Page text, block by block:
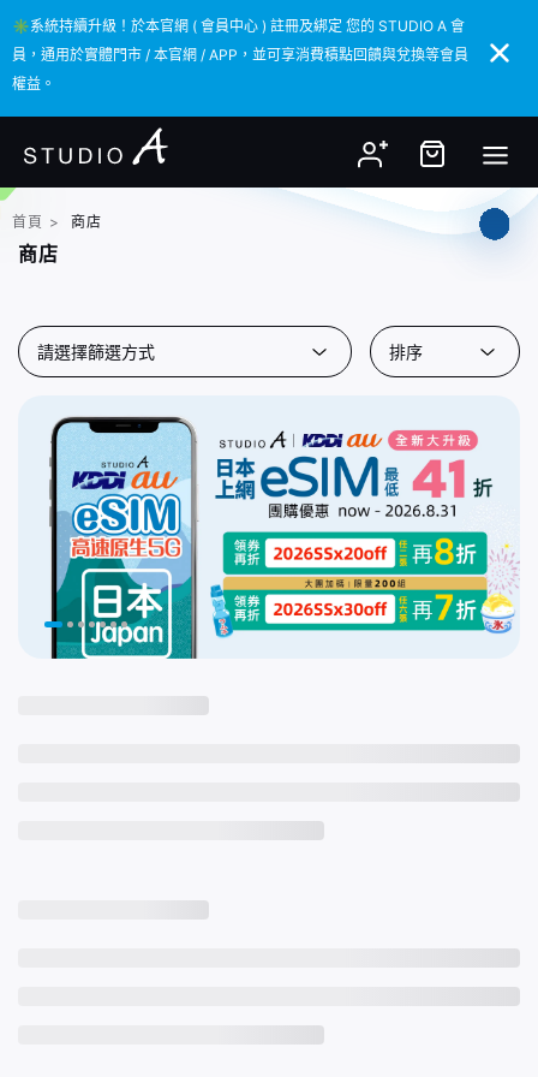
✳️系統持續升級！於本官網 ( 會員中心 ) 註冊及綁定 您的 STUDIO A 會
員，通用於實體門市 / 本官網 / APP，並可享消費積點回饋與兌換等會員
權益。
✳️系統持續升級！於本官網 ( 會員中心 ) 註冊及綁定 您的 STUDIO A 會
員，通用於實體門市 / 本官網 / APP，並可享消費積點回饋與兌換等會員
權益。
首頁 > 商店
商店
請選擇篩選方式 排序